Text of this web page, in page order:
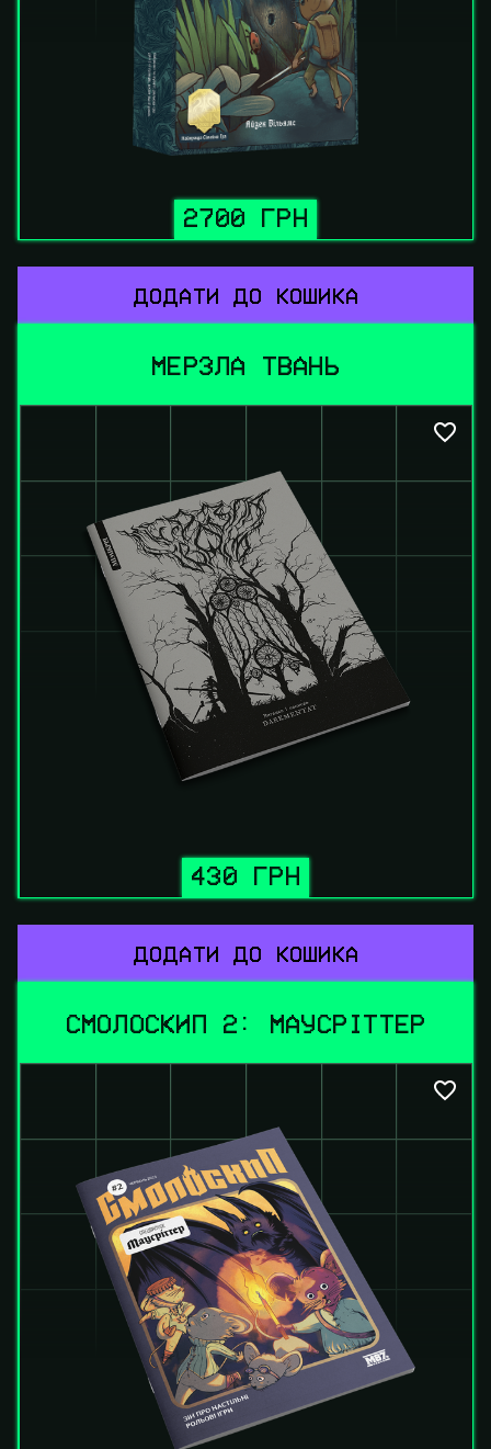
2700 ГРН
ДОДАТИ ДО КОШИКА
МЕРЗЛА ТВАНЬ
430 ГРН
ДОДАТИ ДО КОШИКА
СМОЛОСКИП 2: МАУСРІТТЕР